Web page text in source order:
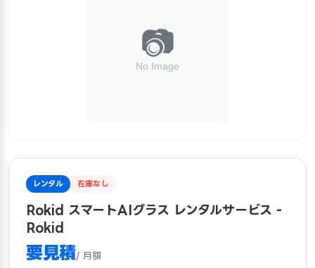
レンタル 在庫なし
Rokid スマートAIグラス レンタルサービス -
Rokid
要見積/ 月額